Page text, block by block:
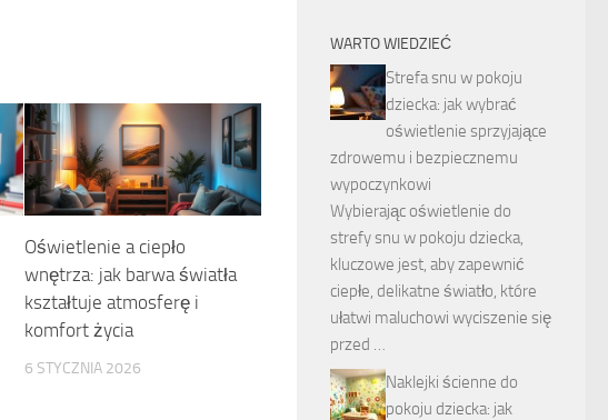
Oświetlenie a ciepło
wnętrza: jak barwa światła
kształtuje atmosferę i
komfort życia
6 STYCZNIA 2026
WARTO WIEDZIEĆ
Strefa snu w pokoju
dziecka: jak wybrać
oświetlenie sprzyjające
zdrowemu i bezpiecznemu
wypoczynkowi
Wybierając oświetlenie do
strefy snu w pokoju dziecka,
kluczowe jest, aby zapewnić
ciepłe, delikatne światło, które
ułatwi maluchowi wyciszenie się
przed …
Naklejki ścienne do
pokoju dziecka: jak